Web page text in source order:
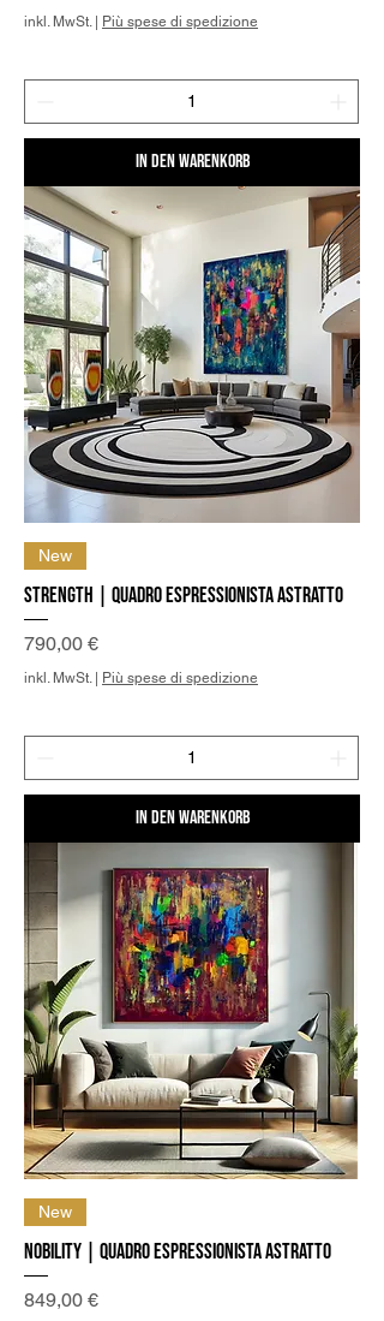
inkl. MwSt.| Più spese di spedizione
In den Warenkorb
New
Strength | Quadro Espressionista Astratto
Preis
790,00 €
inkl. MwSt. | Più spese di spedizione
In den Warenkorb
New
Nobility | Quadro Espressionista Astratto
Preis
849,00 €